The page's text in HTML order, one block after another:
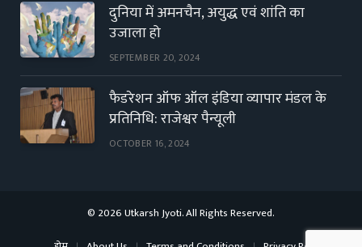
दुनिया में अमनचैन, अयुद्ध एवं शांति का
उजाला हो
SEPTEMBER 20, 2024
फैडरेशन ऑफ ऑल इंडिया व्यापार मंडल के
प्रतिनिधि: राजेश्वर पैन्यूली
OCTOBER 16, 2024
© 2026 Utkarsh Jyoti. All Rights Reserved.